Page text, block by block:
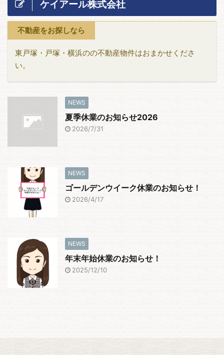
ケイアール株式会社
不動産をお探しなら
東戸塚・戸塚・横浜のの不動産物件はおまかせくださ
い。
NEWS
夏季休業のお知らせ2026
2026/7/31
NEWS
ゴールデンウイーク休業のお知らせ！
2026/4/17
NEWS
年末年始休業のお知らせ！
2025/12/10